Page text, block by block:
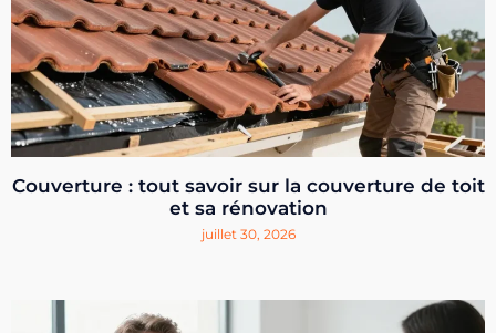
Couverture : tout savoir sur la couverture de toit
et sa rénovation
juillet 30, 2026